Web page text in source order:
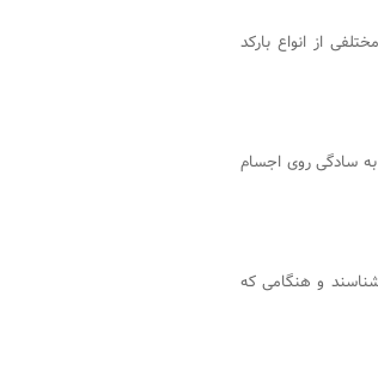
از انواع بارکد
سادگی روی اجسام
و هنگامی که